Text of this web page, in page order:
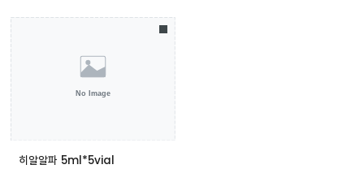
히알알파 5ml*5vial